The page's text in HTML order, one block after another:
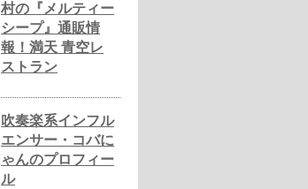
村の『メルティー
シープ』通販情
報！満天 青空レ
ストラン
吹奏楽系インフル
エンサー・コバに
ゃんのプロフィー
ル